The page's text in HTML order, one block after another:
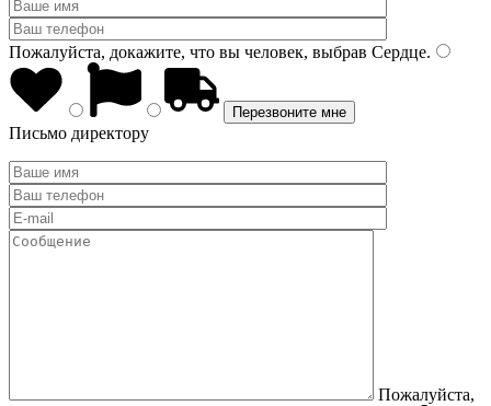
Пожалуйста, докажите, что вы человек, выбрав Сердце.
Письмо директору
Пожалуйста,